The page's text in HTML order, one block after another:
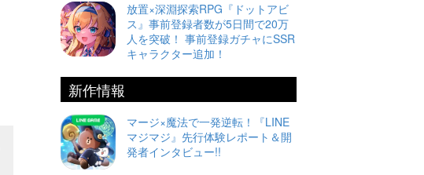
放置×深淵探索RPG『ドットアビ
ス』事前登録者数が5日間で20万
人を突破！ 事前登録ガチャにSSR
キャラクター追加！
新作情報
マージ×魔法で一発逆転！『LINE
マジマジ』先行体験レポート＆開
発者インタビュー!!